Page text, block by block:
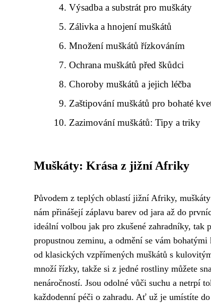
Výsadba a substrát pro muškáty
Zálivka a hnojení muškátů
Množení muškátů řízkováním
Ochrana muškátů před škůdci
Choroby muškátů a jejich léčba
Zaštipování muškátů pro bohaté
Zazimování muškátů: Tipy a triky
Muškáty: Krása z jižní Afriky
Původem z teplých oblastí jižní Afriky,
nám přinášejí záplavu barev od jara až do
ideální volbou jak pro zkušené zahradníky, tak
propustnou zeminu, a odmění se vám
od klasických vzpřímených muškátů s
množí řízky, takže si z jedné rostliny můžete
nenáročností. Jsou odolné vůči suchu a netrpí
každodenní péči o zahradu. Ať už je umístíte